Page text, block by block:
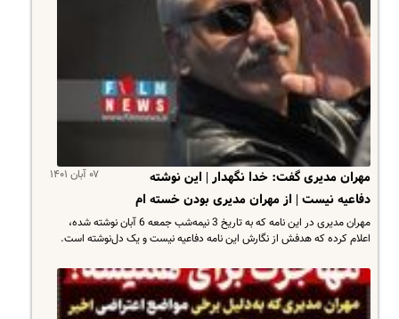
۰۷ آبان ۱۴۰۱
مهران مدیری گفت: خدا نگهدار | این نوشته
دفاعیه نیست | از مهران مدیری بودن خسته ام
مهران مدیری در این نامه که به تاریخ 3 نیمه‌شب جمعه 6 آبان نوشته شده،
اعلام کرده که هدفش از نگارش این نامه دفاعیه نیست و یک دل‌نوشته است.